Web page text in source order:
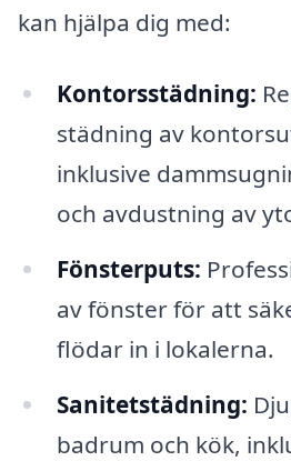
kan hjälpa dig med:
Kontorsstädning:
städning av
inklusive
och avdustning av
Fönsterputs:
av fönster för att
flödar in i lokalerna.
Sanitetstädning:
badrum och kök,